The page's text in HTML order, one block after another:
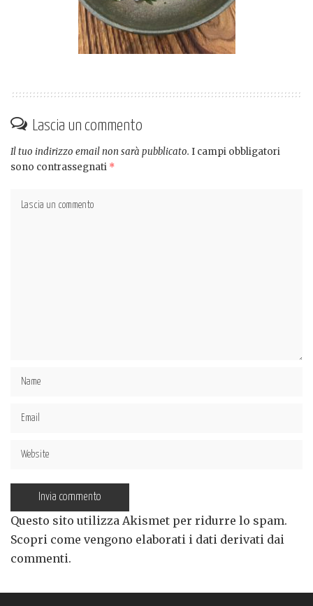
Lascia un commento
Il tuo indirizzo email non sarà pubblicato. I campi obbligatori
sono contrassegnati *
Questo sito utilizza Akismet per ridurre lo spam.
Scopri come vengono elaborati i dati derivati dai
commenti.